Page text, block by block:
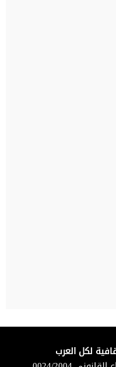
لكل العرب